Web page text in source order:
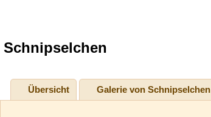
Schnipselchen
Übersicht Galerie von Schnipselchen